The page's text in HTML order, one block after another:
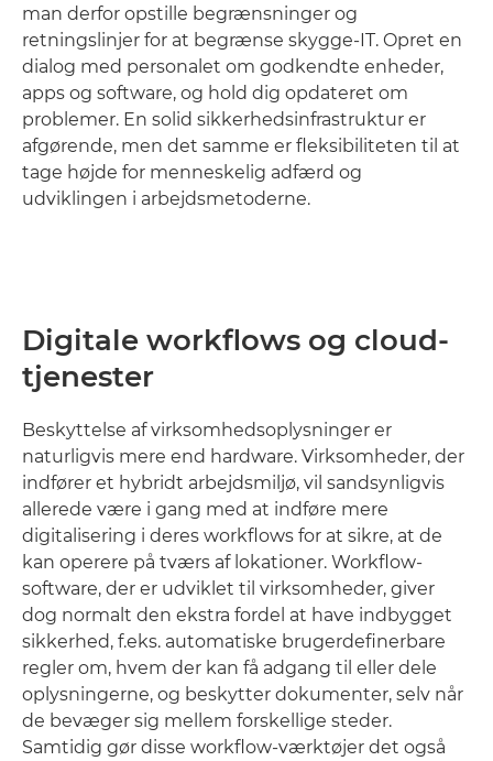
man derfor opstille begrænsninger og
retningslinjer for at begrænse skygge-IT. Opret en
dialog med personalet om godkendte enheder,
apps og software, og hold dig opdateret om
problemer. En solid sikkerhedsinfrastruktur er
afgørende, men det samme er fleksibiliteten til at
tage højde for menneskelig adfærd og
udviklingen i arbejdsmetoderne.
Digitale workflows og cloud-
tjenester
Beskyttelse af virksomhedsoplysninger er
naturligvis mere end hardware. Virksomheder, der
indfører et hybridt arbejdsmiljø, vil sandsynligvis
allerede være i gang med at indføre mere
digitalisering i deres workflows for at sikre, at de
kan operere på tværs af lokationer. Workflow-
software, der er udviklet til virksomheder, giver
dog normalt den ekstra fordel at have indbygget
sikkerhed, f.eks. automatiske brugerdefinerbare
regler om, hvem der kan få adgang til eller dele
oplysningerne, og beskytter dokumenter, selv når
de bevæger sig mellem forskellige steder.
Samtidig gør disse workflow-værktøjer det også